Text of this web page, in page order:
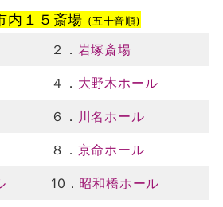
内１５斎場 (五十音順)
２． 岩塚斎場
４． 大野木ホール
６． 川名ホール
８． 京命ホール
10． 昭和橋ホール